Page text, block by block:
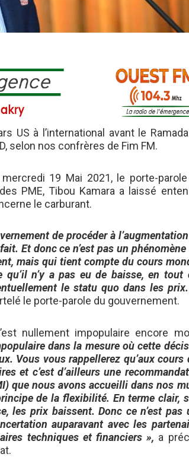
US à l’international avant le
selon nos confrères de Fim FM.
19 Mai 2021, le porte-
PME, Tibou Kamara a laissé
le carburant.
de procéder à
Et donc ce n’est pas un
mais qui tient compte du cours
n’y a pas eu de baisse, en tout
le statu quo dans les
le porte-parole du gouvernement.
nullement impopulaire encore
dans la mesure où cette
Vous vous rappellerez qu’aux cours
et c’est d’ailleurs une
que nous avons accueilli dans nos
de la flexibilité. En terme clair,
les prix baissent. Donc ce n’est pas
auparavant avec les
techniques et financiers », a